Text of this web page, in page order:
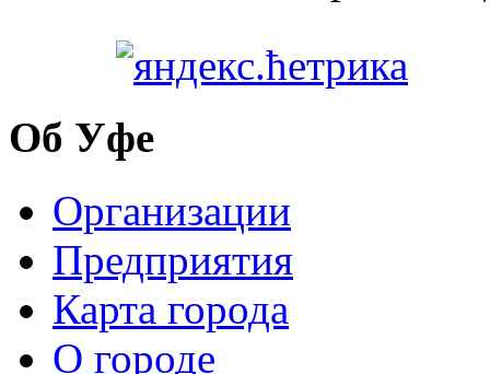
Об Уфе
Организации
Предприятия
Карта города
О городе